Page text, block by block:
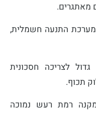
מאתגרים.
התנעה חשמלית,
לצריכה חסכונית
תכוף.
רמת רעש נמוכה